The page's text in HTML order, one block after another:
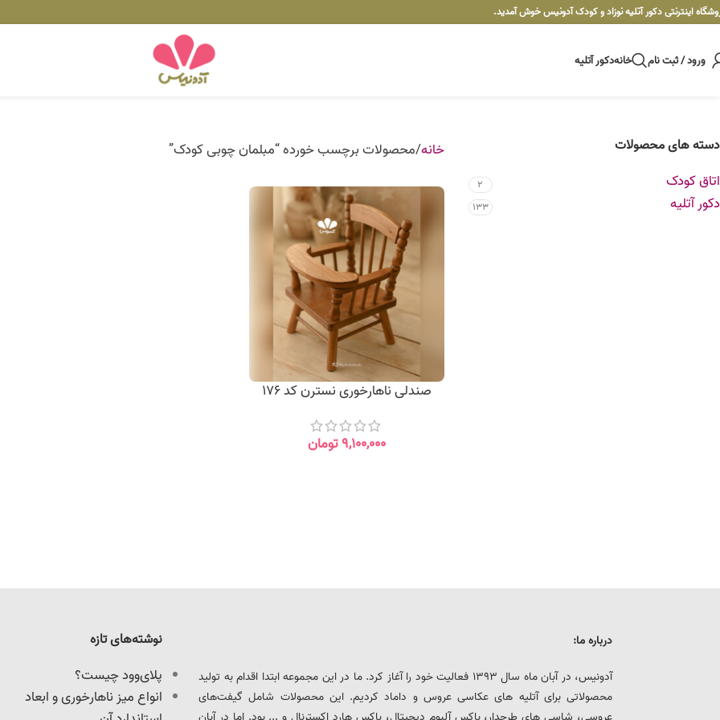
اینترنتی دکور آتلیه نوزاد و کودک آدونیس خوش آمدید.
ورود / ثبت نام خانهدکور آتلیه
دسته های محصولات
اتاق کودک 2
دکور آتلیه 133
خانه محصولات برچسب خورده “مبلمان چوبی کودک”
صندلی ناهارخوری نسترن کد 176
۹,۱۰۰,۰۰۰تومان
نوشته‌های تازه
پلای‌وود چیست؟
انواع میز ناهارخوری و ابعاد
درباره ما:
آدونیس، در آبان ماه سال 1393 فعالیت خود را آغاز کرد. ما در این مجموعه ابتدا اقدام به تولید
محصولاتی برای آتلیه های عکاسی عروس و داماد کردیم. این محصولات شامل گیفت‌های